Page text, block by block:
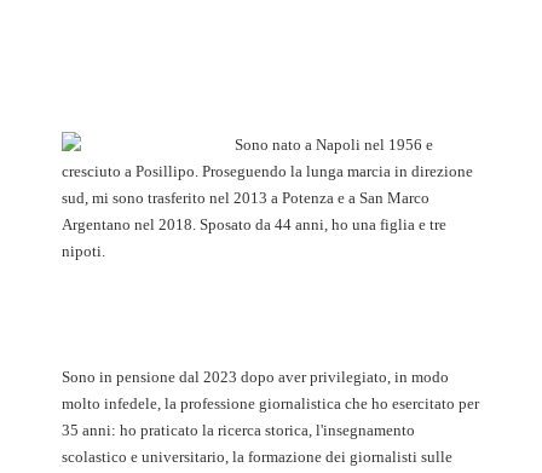
Sono nato a Napoli nel 1956 e
cresciuto a Posillipo. Proseguendo la lunga marcia in direzione
sud, mi sono trasferito nel 2013 a Potenza e a San Marco
Argentano nel 2018. Sposato da 44 anni, ho una figlia e tre
nipoti.
Sono in pensione dal 2023 dopo aver privilegiato, in modo
molto infedele, la professione giornalistica che ho esercitato per
35 anni: ho praticato la ricerca storica, l'insegnamento
scolastico e universitario, la formazione dei giornalisti sulle